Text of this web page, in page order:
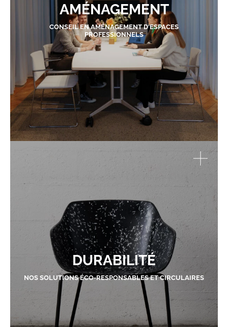
AMÉNAGEMENT
CONSEIL EN AMÉNAGEMENT D'ESPACES
PROFESSIONNELS
DURABILITÉ
NOS SOLUTIONS ÉCO-RESPONSABLES ET CIRCULAIRES